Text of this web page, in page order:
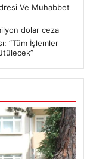
Ve Muhabbet
dolar ceza
“Tüm İşlemler